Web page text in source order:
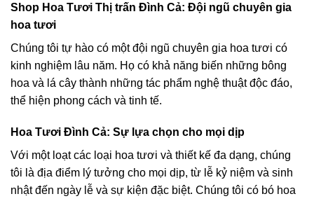
Shop Hoa Tươi Thị trấn Đình Cả: Đội ngũ chuyên gia
hoa tươi
Chúng tôi tự hào có một đội ngũ chuyên gia hoa tươi có
kinh nghiệm lâu năm. Họ có khả năng biến những bông
hoa và lá cây thành những tác phẩm nghệ thuật độc đáo,
thể hiện phong cách và tinh tế.
Hoa Tươi Đình Cả: Sự lựa chọn cho mọi dịp
Với một loạt các loại hoa tươi và thiết kế đa dạng, chúng
tôi là địa điểm lý tưởng cho mọi dịp, từ lễ kỷ niệm và sinh
nhật đến ngày lễ và sự kiện đặc biệt. Chúng tôi có bó hoa